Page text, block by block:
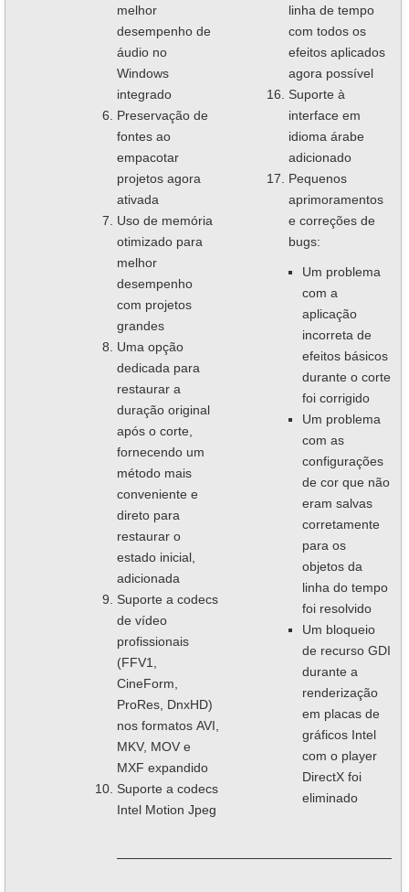
melhor
desempenho de
áudio no
Windows
integrado
Preservação de
fontes ao
empacotar
projetos agora
ativada
Uso de memória
otimizado para
melhor
desempenho
com projetos
grandes
Uma opção
dedicada para
restaurar a
duração original
após o corte,
fornecendo um
método mais
conveniente e
direto para
restaurar o
estado inicial,
adicionada
Suporte a codecs
de vídeo
profissionais
(FFV1,
CineForm,
ProRes, DnxHD)
nos formatos AVI,
MKV, MOV e
MXF expandido
Suporte a codecs
Intel Motion Jpeg
linha de tempo
com todos os
efeitos aplicados
agora possível
Suporte à
interface em
idioma árabe
adicionado
Pequenos
aprimoramentos
e correções de
bugs:
Um problema
com a
aplicação
incorreta de
efeitos básicos
durante o corte
foi corrigido
Um problema
com as
configurações
de cor que não
eram salvas
corretamente
para os
objetos da
linha do tempo
foi resolvido
Um bloqueio
de recurso GDI
durante a
renderização
em placas de
gráficos Intel
com o player
DirectX foi
eliminado